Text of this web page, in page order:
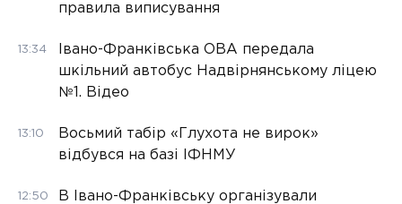
правила виписування
13:34
Івано-Франківська ОВА передала
шкільний автобус Надвірнянському ліцею
№1. Відео
13:10
Восьмий табір «Глухота не вирок»
відбувся на базі ІФНМУ
12:50
В Івано-Франківську організували